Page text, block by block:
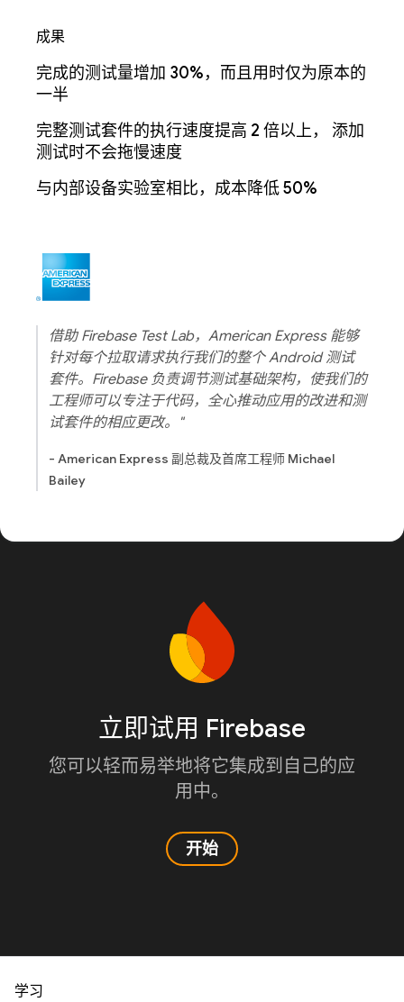
成果
完成的测试量增加 30%，而且用时仅为原本的
一半
完整测试套件的执行速度提高 2 倍以上， 添加
测试时不会拖慢速度
与内部设备实验室相比，成本降低 50%
借助 Firebase Test Lab，American Express 能够
针对每个拉取请求执行我们的整个 Android 测试
套件。Firebase 负责调节测试基础架构，使我们的
工程师可以专注于代码，全心推动应用的改进和测
试套件的相应更改。"
- American Express 副总裁及首席工程师 Michael
Bailey
立即试用 Firebase
您可以轻而易举地将它集成到自己的应
用中。
开始
学习